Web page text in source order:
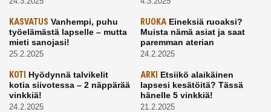
KASVATUS Vanhempi, puhu
työelämästä lapselle – mutta
mieti sanojasi!
25.2.2025
RUOKAEineksiä ruoaksi?
Muista nämä asiat ja saat
paremman aterian
24.2.2025
KOTI Hyödynnä talvikelit
kotia siivotessa – 2 näppärää
vinkkiä!
24.2.2025
ARKI Etsiikö alaikäinen
lapsesi kesätöitä? Tässä
hänelle 5 vinkkiä!
21.2.2025